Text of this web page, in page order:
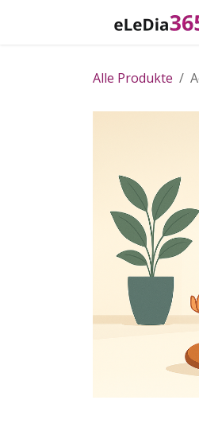
Alle Produkte